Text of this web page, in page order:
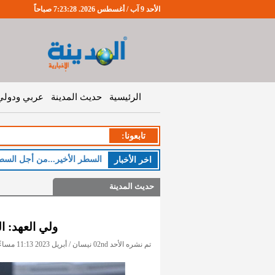
الأحد 9 آب / أغسطس 2026. 7:23:29 صباحاً
الرئيسية حديث المدينة عربي
تابعونا:
اخر اﻷخبار السطر الأخير...من أجل
حديث المدينة
ولي العهد:
تم نشره الأحد 02nd نيسان / أبريل 2023 11:13 مساءً